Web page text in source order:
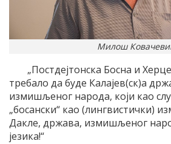
Милош
„Постдејтонска Босна и
требало да буде Калајев(ск)а
измишљеног народа, који као
„босански“ као (лингвистички)
Дакле, држава, измишљеног
језика!“